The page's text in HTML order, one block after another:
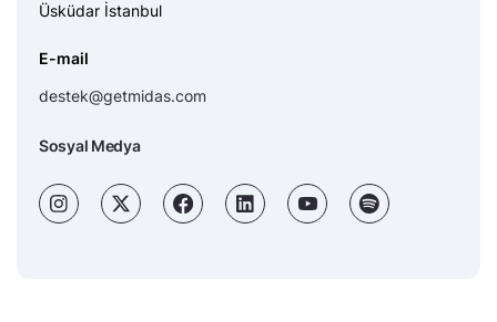
Üsküdar İstanbul
E-mail
destek@getmidas.com
Sosyal Medya